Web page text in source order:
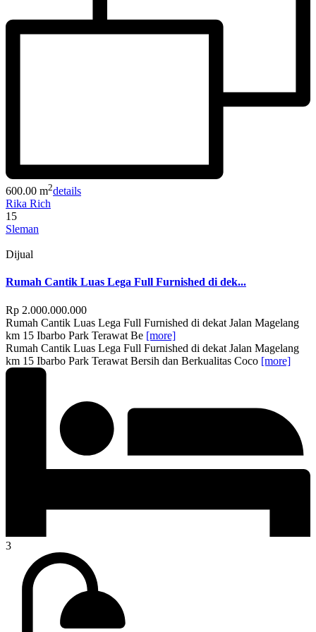
600.00 m2details
Rika Rich
15
Sleman
Dijual
Rumah Cantik Luas Lega Full Furnished di dek...
Rp 2.000.000.000
Rumah Cantik Luas Lega Full Furnished di dekat Jalan Magelang
km 15 Ibarbo Park Terawat Be [more]
Rumah Cantik Luas Lega Full Furnished di dekat Jalan Magelang
km 15 Ibarbo Park Terawat Bersih dan Berkualitas Coco [more]
3